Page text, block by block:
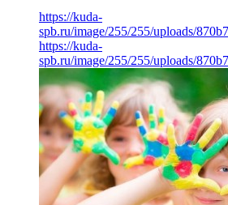
https://kuda-
spb.ru/image/255/255/uploads/
https://kuda-
spb.ru/image/255/255/uploads/